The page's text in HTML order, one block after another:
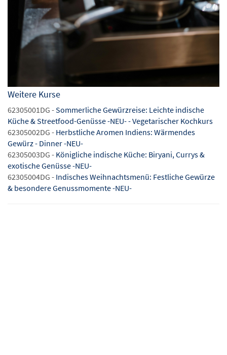
Weitere Kurse
62305001DG -Sommerliche Gewürzreise: Leichte indische
Küche & Streetfood-Genüsse -NEU- - Vegetarischer Kochkurs
62305002DG - Herbstliche Aromen Indiens: Wärmendes
Gewürz - Dinner -NEU-
62305003DG - Königliche indische Küche: Biryani, Currys &
exotische Genüsse -NEU-
62305004DG - Indisches Weihnachtsmenü: Festliche Gewürze
& besondere Genussmomente -NEU-